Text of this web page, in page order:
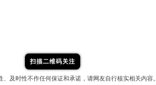
扫描二维码关注
及时性不作任何保证和承诺，请网友自行核实相关内容。